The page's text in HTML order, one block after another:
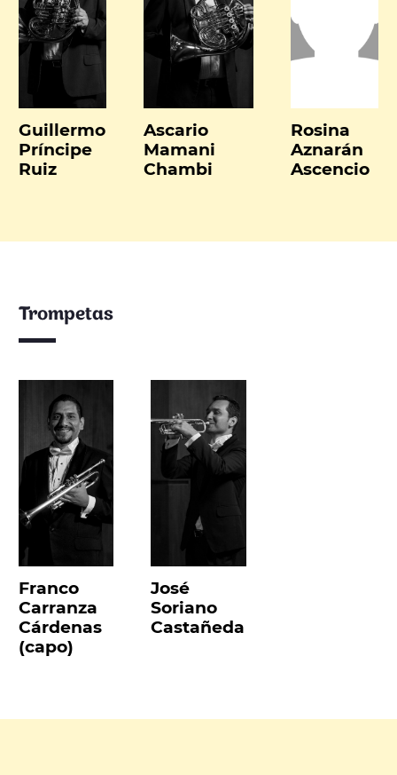
Guillermo
Príncipe
Ruiz
Ascario
Mamani
Chambi
Rosina
Aznarán
Ascencio
Trompetas
Franco
Carranza
Cárdenas
(capo)
José
Soriano
Castañeda